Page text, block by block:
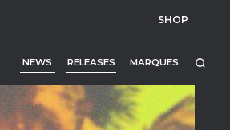
SHOP
NEWS RELEASES MARQUES